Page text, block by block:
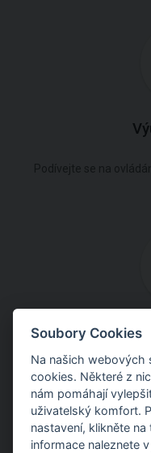
Stáhněte si manuály s
Soubory Cookies
Na našich webových
cookies. Některé z
nám pomáhají
uživatelský komfort.
nastavení, klikněte
informace naleznete v